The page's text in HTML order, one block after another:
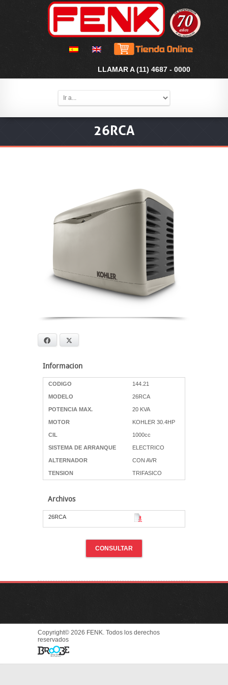
LLAMAR A (11) 4687 - 0000
26RCA
Facebook
Informacion
CODIGO 144.21
MODELO 26RCA
POTENCIA MAX. 20 KVA
MOTOR KOHLER 30.4HP
CIL 1000cc
SISTEMA DE ARRANQUE ELECTRICO
ALTERNADOR CON AVR
TENSION TRIFASICO
Archivos
26RCA
CONSULTAR
Copyright© 2026 FENK. Todos los derechos
reservados